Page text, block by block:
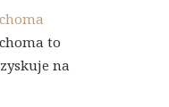
to
na